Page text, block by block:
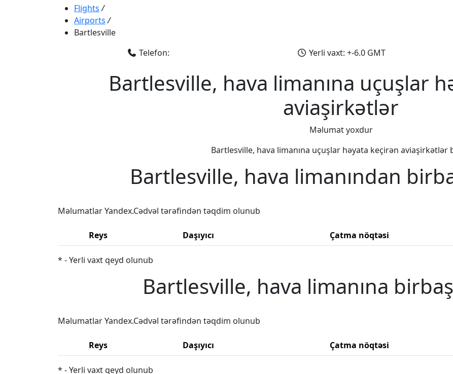
Flights /
Airports /
Bartlesville
Telefon:
Yerli vaxt: +-6.0 GMT
Bartlesville, hava limanına uçuşlar
aviaşirkətlər
Məlumat yoxdur
Bartlesville, hava limanına uçuşlar həyata keçirən aviaşirkətlər
Bartlesville, hava limanından
Məlumatlar Yandex.Cədvəl tərəfindən təqdim olunub
Reys Daşıyıcı Çatma nöqtəsi
* - Yerli vaxt qeyd olunub
Bartlesville, hava limanına
Məlumatlar Yandex.Cədvəl tərəfindən təqdim olunub
Reys Daşıyıcı Çatma nöqtəsi
* - Yerli vaxt qeyd olunub